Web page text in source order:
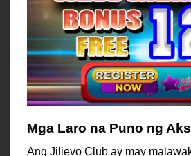
Mga Laro na Puno ng
Ang Jilievo Club ay may